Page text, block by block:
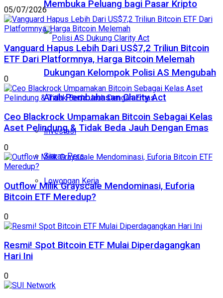
Membuka Peluang bagi Pasar Kripto
Dukungan Kelompok Polisi AS Mengubah
Arah Pembahasan Clarity Act
Investasi
Siaran Pers
Lowongan Kerja
05/07/2026
Vanguard Hapus Lebih Dari US$7,2 Triliun Bitcoin
ETF Dari Platformnya, Harga Bitcoin Melemah
0
Ceo Blackrock Umpamakan Bitcoin Sebagai Kelas
Aset Pelindung & Tidak Beda Jauh Dengan Emas
0
Outflow Milik Grayscale Mendominasi, Euforia
Bitcoin ETF Meredup?
0
Resmi! Spot Bitcoin ETF Mulai Diperdagangkan
Hari Ini
0